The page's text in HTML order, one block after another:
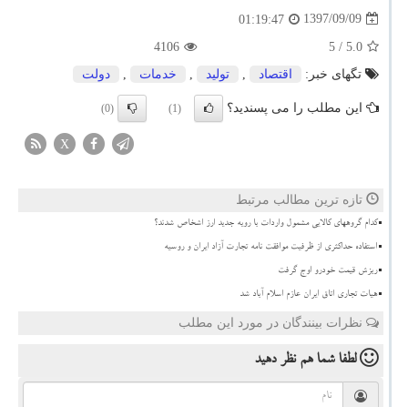
1397/09/09
01:19:47
5.0
/ 5
4106
تگهای خبر:
اقتصاد , تولید , خدمات , دولت
این مطلب را می پسندید؟ (1)
(0)
X
تازه ترین مطالب مرتبط
کدام گروههای کالایی مشمول واردات با رویه جدید ارز اشخاص شدند؟
استفاده حداکثری از ظرفیت موافقت نامه تجارت آزاد ایران و روسیه
ریزش قیمت خودرو اوج گرفت
هیات تجاری اتاق ایران عازم اسلام آباد شد
نظرات بینندگان در مورد این مطلب
لطفا شما همنظر دهید